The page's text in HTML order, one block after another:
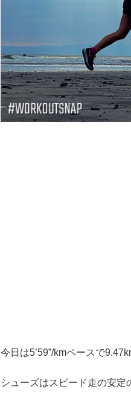
今日は5’59”/kmペースで
シューズはスピード走の安定